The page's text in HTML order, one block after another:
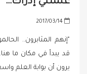
P
t
e
2017/03/14
"إنهم المثابرون..
قد يبدأ في مكان ما
يرون أن بوابة العلم